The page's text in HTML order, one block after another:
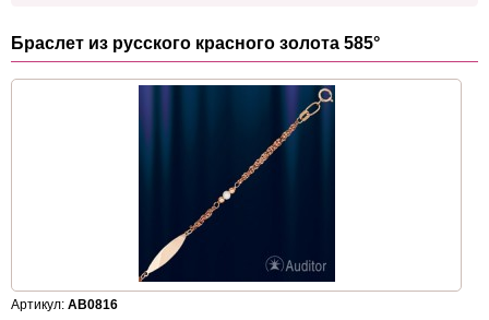
Браслет из русского красного золота 585°
Артикул: AB0816